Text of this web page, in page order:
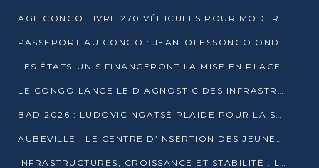
AGL CONGO LIVRE 270 VÉHICULES POUR MODERNISER LE TRANSPORT URBAIN
PASSEPORT AU CONGO : JEAN-OLESSONGO ONDAYE VEUT METTRE FIN AUX LENTEURS ADMINISTRATIVES
LES ÉTATS-UNIS FINANCERONT LA MISE EN PLACE DE JUSQU’À 50 CLINIQUES DE LUTTE CONTRE L’EBOLA
LE CONGO LANCE LE DIAGNOSTIC DES INFRASTRUCTURES SPORTIVES DU COMPLEXE DE KINTÉLÉ
BAD 2026 : LUDOVIC NGATSÉ PLAIDE POUR LA SOUVERAINETÉ FINANCIÈRE AFRICAINE
AUBEVILLE : LE CENTRE D’INSERTION DES JEUNES PRÊT À OUVRIR SES PORTES
INFRASTRUCTURES, CROISSANCE ET STABILITÉ : LA GUINÉE AFFÛTE SES AMBITIONS